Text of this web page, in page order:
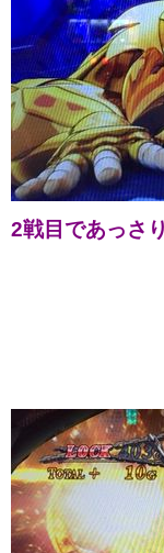
2戦目であっさ